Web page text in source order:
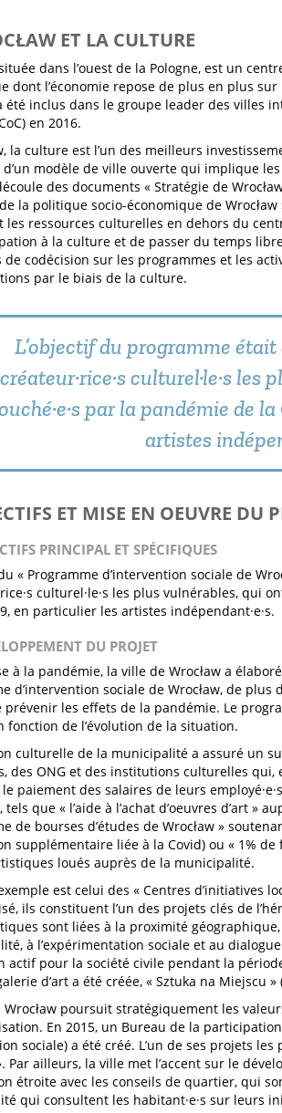
ET LA CULTURE
dans l’ouest de la Pologne, est un
dont l’économie repose de plus en plus
été inclus dans le groupe leader des villes
en 2016.
la culture est l’un des meilleurs
d’un modèle de ville ouverte qui implique
des documents « Stratégie de
la politique socio-économique de
les ressources culturelles en dehors du
à la culture et de passer du temps
de codécision sur les programmes et les
par le biais de la culture.
L’objectif du programme
créateur·rice·s culturel·le·s
par la pandémie de
artistes
ET MISE EN OEUVRE DU
PRINCIPAL ET SPÉCIFIQUES
« Programme d’intervention sociale de
culturel·le·s les plus vulnérables, qui
en particulier les artistes indépendant·e·s.
DU PROJET
à la pandémie, la ville de Wrocław a
d’intervention sociale de Wrocław, de
prévenir les effets de la pandémie. Le
fonction de l’évolution de la situation.
culturelle de la municipalité a assuré un
des ONG et des institutions culturelles
paiement des salaires de leurs
que « l’aide à l’achat d’oeuvres d’art »
de bourses d’études de Wrocław »
supplémentaire liée à la Covid) ou « 1%
loués auprès de la municipalité.
est celui des « Centres d’initiatives
ils constituent l’un des projets clés de
sont liées à la proximité
à l’expérimentation sociale et au
actif pour la société civile pendant la
d’art a été créée, « Sztuka na Miejscu »
Wrocław poursuit stratégiquement les
En 2015, un Bureau de la
sociale) a été créé. L’un de ses projets
Par ailleurs, la ville met l’accent sur le
étroite avec les conseils de quartier, qui
qui consultent les habitant·e·s sur leurs